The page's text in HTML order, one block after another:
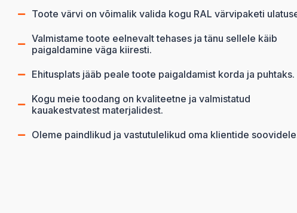
Toote värvi on võimalik valida kogu RAL värvipaketi
Valmistame toote eelnevalt tehases ja tänu sellele käib
paigaldamine väga kiiresti.
Ehitusplats jääb peale toote paigaldamist korda ja puhtaks.
Kogu meie toodang on kvaliteetne ja valmistatud
kauakestvatest materjalidest.
Oleme paindlikud ja vastutulelikud oma klientide